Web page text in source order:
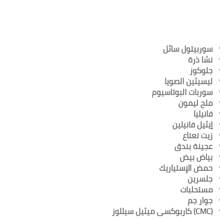
سوربيتول سائل
نشا ذرة
جلوكوز
ليسيثين الصويا
سوربات البوتاسيوم
ملح ليمون
فانيليا
إيثيل فانيلين
زيت نعناع
عجينة بندق
بياض بيض
حمض الإستياريك
جلسرين
مستحلبات
جوار جم
(CMC) كاربوكسى ميثيل سيللوز